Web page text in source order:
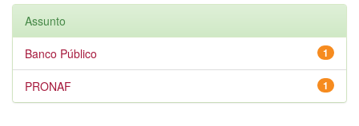
Assunto
1
Banco Público
1
PRONAF